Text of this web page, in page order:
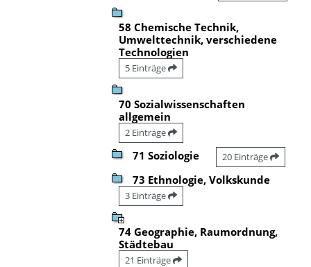
58 Chemische Technik,
Umwelttechnik, verschiedene
Technologien
5 Einträge
70 Sozialwissenschaften
allgemein
2 Einträge
71 Soziologie 20 Einträge
73 Ethnologie, Volkskunde
3 Einträge
74 Geographie, Raumordnung,
Städtebau
21 Einträge